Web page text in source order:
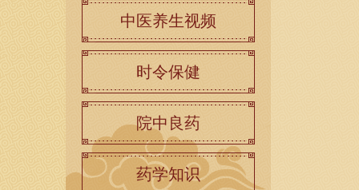
中医养生视频
时令保健
院中良药
药学知识